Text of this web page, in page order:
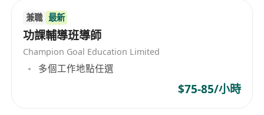
兼職 最新
功課輔導班導師
Champion Goal Education Limited
多個工作地點任選
$75-85/小時